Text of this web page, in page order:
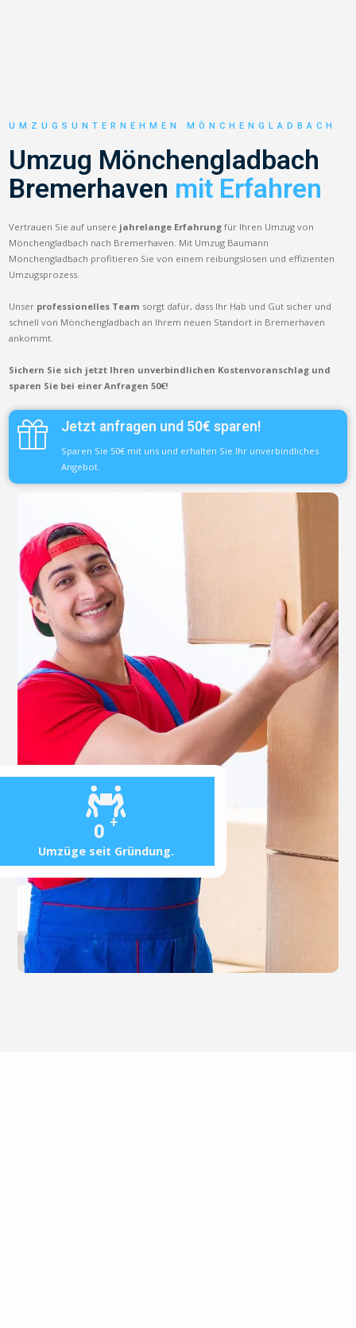
0 +
Umzüge seit Gründung.
UMZUGSUNTERNEHMEN MÖNCHENGLADBACH
Umzug Mönchengladbach
Bremerhaven mit Erfahren
Vertrauen Sie auf unsere jahrelange Erfahrung für Ihren Umzug von
Mönchengladbach nach Bremerhaven. Mit Umzug Baumann
Mönchengladbach profitieren Sie von einem reibungslosen und effizienten
Umzugsprozess.
Unser professionelles Team sorgt dafür, dass Ihr Hab und Gut sicher und
schnell von Mönchengladbach an Ihrem neuen Standort in Bremerhaven
ankommt.
Sichern Sie sich jetzt Ihren unverbindlichen Kostenvoranschlag und
sparen Sie bei einer Anfragen 50€!
Jetzt anfragen und 50€ sparen!
Sparen Sie 50€ mit uns und erhalten Sie Ihr unverbindliches
Angebot.